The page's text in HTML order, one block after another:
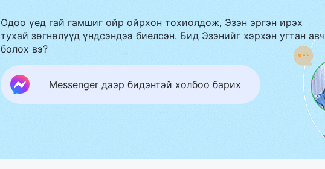
Одоо үед гай гамшиг ойр ойрхон тохиолдож, Эзэн эргэн ирэх
тухай зөгнөлүүд үндсэндээ биелсэн. Бид Эзэнийг хэрхэн угтан авч
болох вэ?
Messenger дээр бидэнтэй холбоо барих